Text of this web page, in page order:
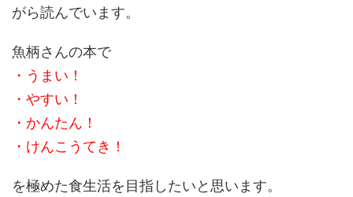
がら読んでいます。
魚柄さんの本で
・うまい！
・やすい！
・かんたん！
・けんこうてき！
を極めた食生活を目指したいと思います。